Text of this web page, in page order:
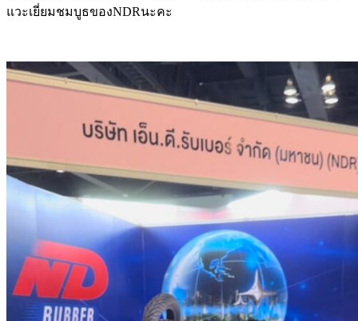
แวะเยี่ยมชมบูธของNDRนะคะ